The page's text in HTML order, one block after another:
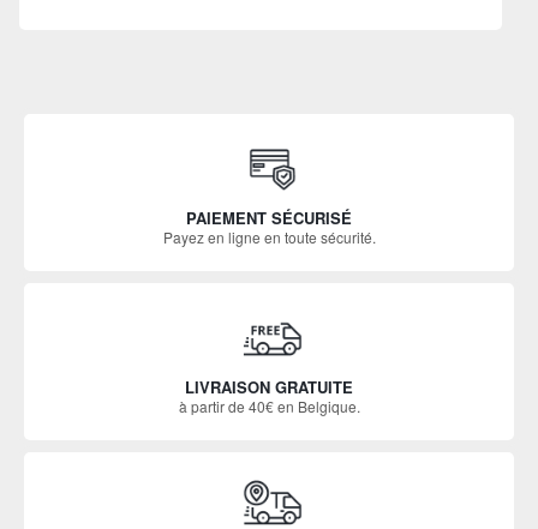
PAIEMENT SÉCURISÉ
Payez en ligne en toute sécurité.
LIVRAISON GRATUITE
à partir de 40€ en Belgique.